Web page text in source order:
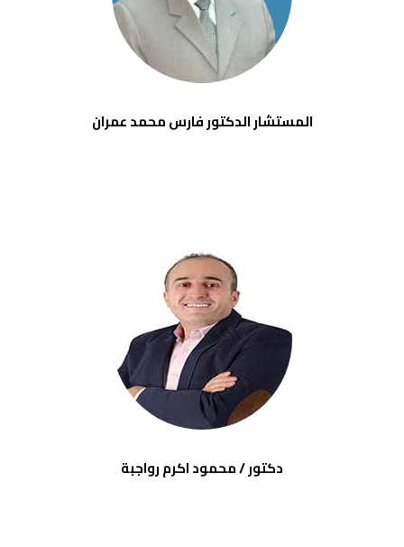
المستشار الدكتور فارس محمد عمران
دكتور / محمود اكرم رواجبة